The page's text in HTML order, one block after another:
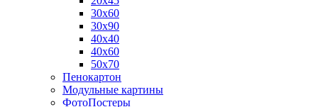
30х60
30х90
40х40
40х60
50х70
Пенокартон
Модульные картины
ФотоПостеры